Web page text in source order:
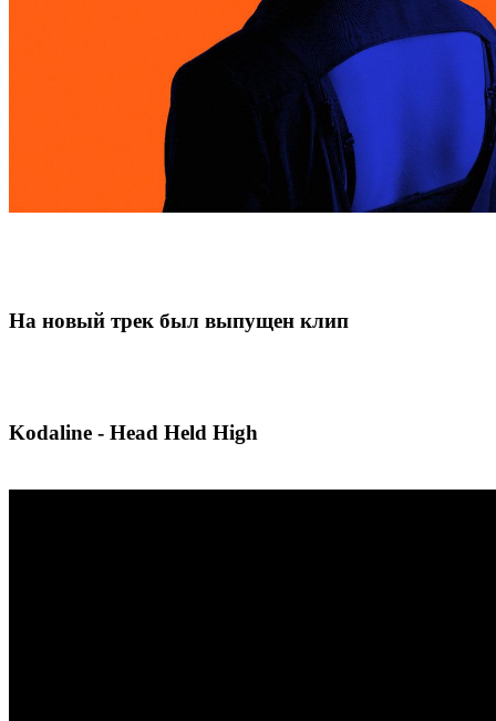
На новый трек был выпущен клип
Kodaline - Head Held High